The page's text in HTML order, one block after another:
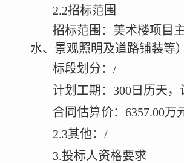
2.2招标范围
招标范围：美术楼项目
水、景观照明及道路铺装等
标段划分： /
计划工期： 300 日历天
合同估算价： 6357.00万
2.3其他： /
3.投标人资格要求